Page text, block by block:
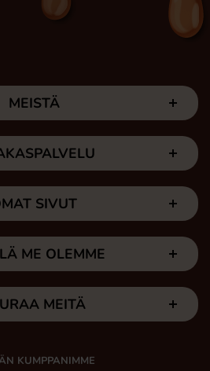
MEISTÄ
SIVUT
ME OLEMME
MEITÄ
KUMPPANIMME